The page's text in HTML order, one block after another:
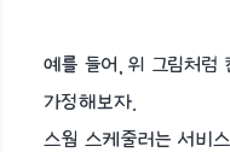
예를 들어, 위 그림처럼
가정해보자.
스웜 스케줄러는 서비